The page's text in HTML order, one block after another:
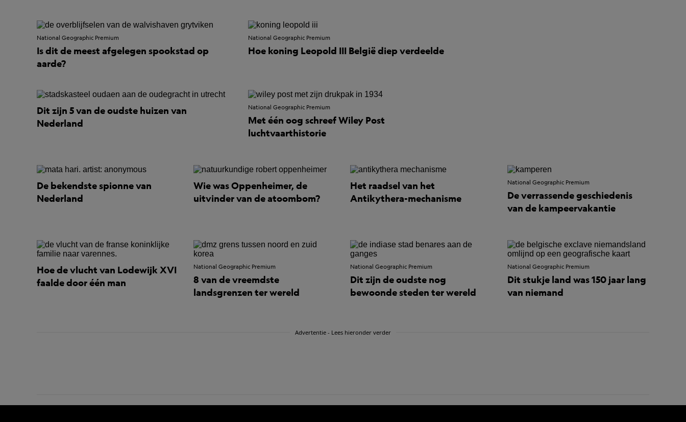
National Geographic Premium
Is dit de meest afgelegen spookstad op
aarde?
National Geographic Premium
Hoe koning Leopold III België diep verdeelde
Dit zijn 5 van de oudste huizen van
Nederland
National Geographic Premium
Met één oog schreef Wiley Post
luchtvaarthistorie
De bekendste spionne van
Nederland
Wie was Oppenheimer, de
uitvinder van de atoombom?
Het raadsel van het
Antikythera-mechanisme
National Geographic Premium
De verrassende geschiedenis
van de kampeervakantie
Hoe de vlucht van Lodewijk XVI
faalde door één man
National Geographic Premium
8 van de vreemdste
landsgrenzen ter wereld
National Geographic Premium
Dit zijn de oudste nog
bewoonde steden ter wereld
National Geographic Premium
Dit stukje land was 150 jaar lang
van niemand
Advertentie - Lees hieronder verder